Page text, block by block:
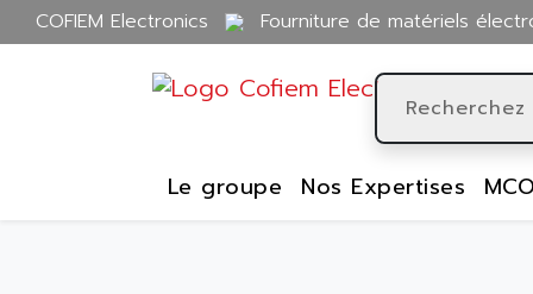
COFIEM Electronics Fourniture de matériels
Le groupe Nos Expertises